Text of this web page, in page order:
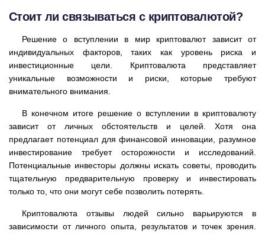
Стоит ли связываться с криптовалютой?
Решение о вступлении в мир криптовалют зависит от
индивидуальных факторов, таких как уровень риска и
инвестиционные цели. Криптовалюта представляет
уникальные возможности и риски, которые требуют
внимательного внимания.
В конечном итоге решение о вступлении в криптовалюту
зависит от личных обстоятельств и целей. Хотя она
предлагает потенциал для финансовой инновации, разумное
инвестирование требует осторожности и исследований.
Потенциальные инвесторы должны искать советы, проводить
тщательную предварительную проверку и инвестировать
только то, что они могут себе позволить потерять.
Криптовалюта отзывы людей сильно варьируются в
зависимости от личного опыта, результатов и точек зрения.